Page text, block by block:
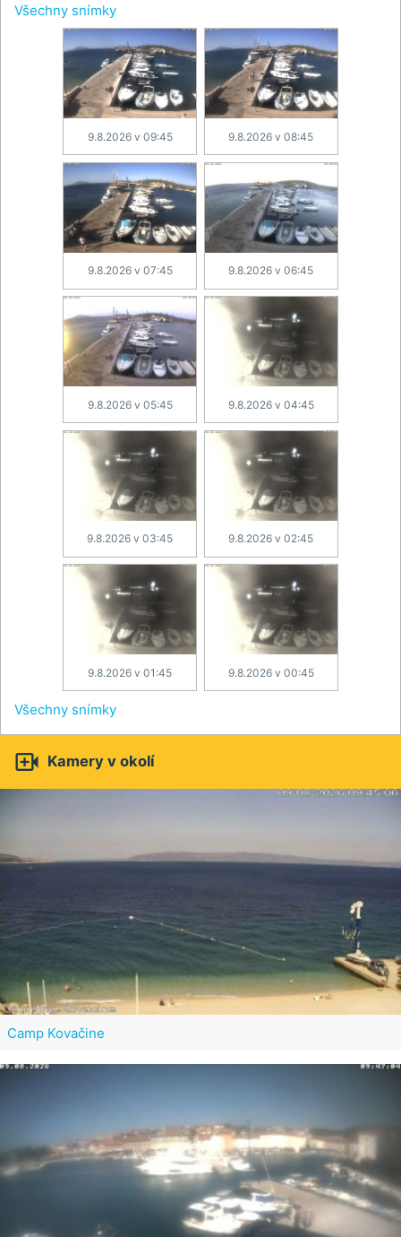
Všechny snímky
9.8.2026 v 09:45 9.8.2026 v 08:45
9.8.2026 v 07:45 9.8.2026 v 06:45
9.8.2026 v 05:45 9.8.2026 v 04:45
9.8.2026 v 03:45 9.8.2026 v 02:45
9.8.2026 v 01:45 9.8.2026 v 00:45
Všechny snímky
 Kamery v okolí
Camp Kovačine